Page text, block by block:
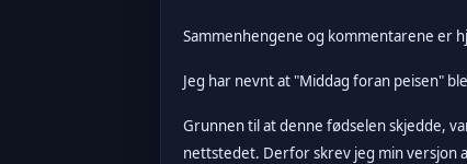
Sammenhengene og kommentarene er
Jeg har nevnt at "Middag foran peisen"
Grunnen til at denne fødselen skjedde,
nettstedet. Derfor skrev jeg min versjon